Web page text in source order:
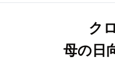
ク
母の日